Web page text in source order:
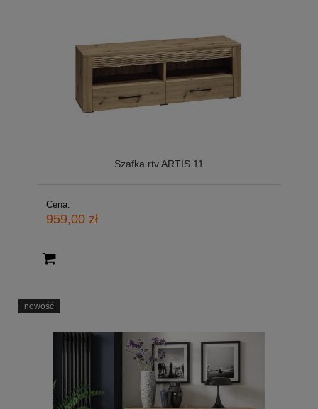
Szafka rtv ARTIS 11
Cena:
959,00 zł
nowość